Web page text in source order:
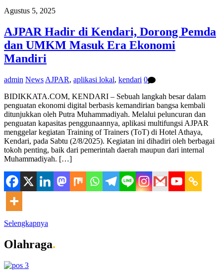
Agustus 5, 2025
AJPAR Hadir di Kendari, Dorong Pemda
dan UMKM Masuk Era Ekonomi
Mandiri
admin News AJPAR, aplikasi lokal, kendari 0
BIDIKKATA.COM, KENDARI – Sebuah langkah besar dalam
penguatan ekonomi digital berbasis kemandirian bangsa kembali
ditunjukkan oleh Putra Muhammadiyah. Melalui peluncuran dan
penguatan kapasitas penggunaannya, aplikasi multifungsi AJPAR
menggelar kegiatan Training of Trainers (ToT) di Hotel Athaya,
Kendari, pada Sabtu (2/8/2025). Kegiatan ini dihadiri oleh berbagai
tokoh penting, baik dari pemerintah daerah maupun dari internal
Muhammadiyah. […]
Selengkapnya
Olahraga.